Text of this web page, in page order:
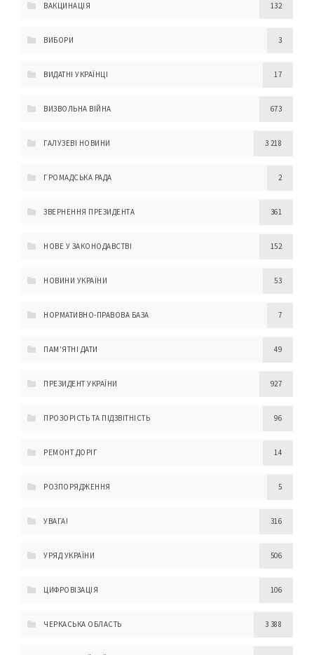
ВАКЦИНАЦІЯ 132
ВИБОРИ 3
ВИДАТНІ УКРАЇНЦІ 17
ВИЗВОЛЬНА ВІЙНА 673
ГАЛУЗЕВІ НОВИНИ 3 218
ГРОМАДСЬКА РАДА 2
ЗВЕРНЕННЯ ПРЕЗИДЕНТА 361
НОВЕ У ЗАКОНОДАВСТВІ 152
НОВИНИ УКРАЇНИ 53
НОРМАТИВНО-ПРАВОВА БАЗА 7
ПАМ'ЯТНІ ДАТИ 49
ПРЕЗИДЕНТ УКРАЇНИ 927
ПРОЗОРІСТЬ ТА ПІДЗВІТНІСТЬ 96
РЕМОНТ ДОРІГ 14
РОЗПОРЯДЖЕННЯ 5
УВАГА! 316
УРЯД УКРАЇНИ 506
ЦИФРОВІЗАЦІЯ 106
ЧЕРКАСЬКА ОБЛАСТЬ 3 388